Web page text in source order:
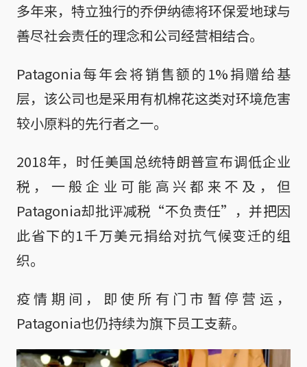
多年来，特立独行的乔伊纳德将环保爱地球与
善尽社会责任的理念和公司经营相结合。
Patagonia每年会将销售额的1%捐赠给基
层，该公司也是采用有机棉花这类对环境危害
较小原料的先行者之一。
2018年，时任美国总统特朗普宣布调低企业
税，一般企业可能高兴都来不及，但
Patagonia却批评减税“不负责任”，并把因
此省下的1千万美元捐给对抗气候变迁的组
织。
疫情期间，即使所有门市暂停营运，
Patagonia也仍持续为旗下员工支薪。